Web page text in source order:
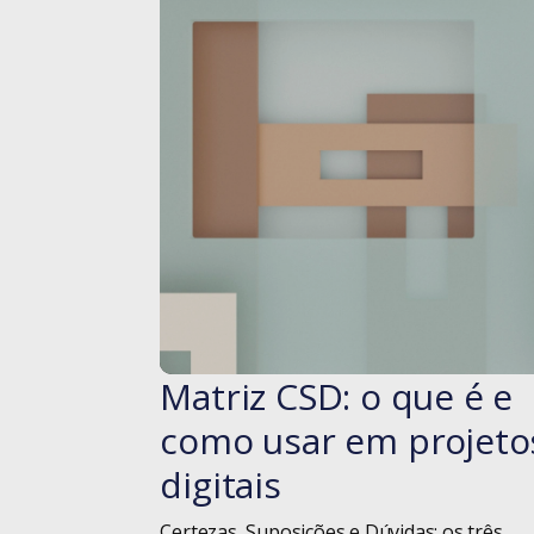
#blog
Matriz CSD: o que é e
como usar em
digitais